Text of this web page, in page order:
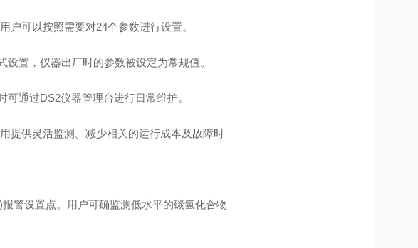
户可以按照需要对24个参数进行设置。
置，仪器出厂时的参数被设定为常规值。
通过DS2仪器管理台进行日常维护。
提供灵活监测。减少相关的运行成本及故障时
警设置点。用户可确监测低水平的碳氢化合物